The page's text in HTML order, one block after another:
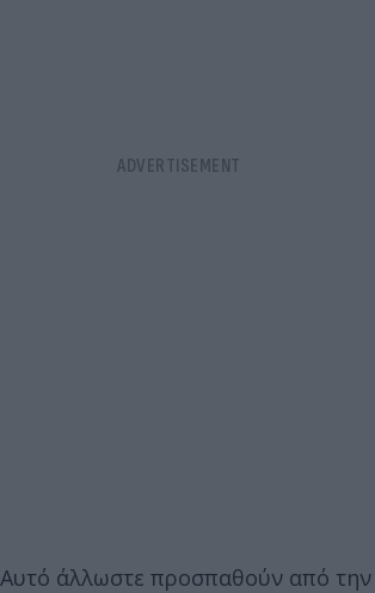
Αυτό άλλωστε προσπαθούν από την